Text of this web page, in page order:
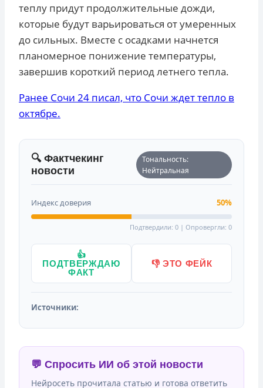
теплу придут продолжительные дожди,
которые будут варьироваться от умеренных
до сильных. Вместе с осадками начнется
планомерное понижение температуры,
завершив короткий период летнего тепла.
Ранее Сочи 24 писал, что Сочи ждет тепло в
октябре.
🔍 Фактчекинг
новости
Тональность:
Нейтральная
Индекс доверия 50%
Подтвердили: 0 | Опровергли: 0
👍
ПОДТВЕРЖДАЮ
ФАКТ
👎 ЭТО ФЕЙК
Источники:
💬 Спросить ИИ об этой новости
Нейросеть прочитала статью и готова ответить